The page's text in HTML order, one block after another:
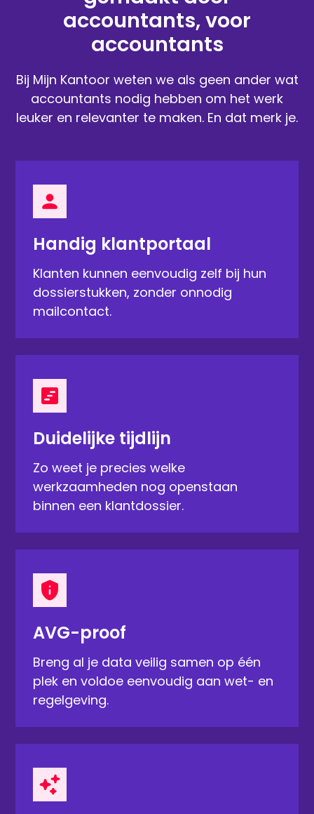
accountants, voor
accountants
Bij Mijn Kantoor weten we als geen ander wat
accountants nodig hebben om het werk
leuker en relevanter te maken. En dat merk je.
Handig klantportaal
Klanten kunnen eenvoudig zelf bij hun
dossierstukken, zonder onnodig
mailcontact.
Duidelijke tijdlijn
Zo weet je precies welke
werkzaamheden nog openstaan
binnen een klantdossier.
AVG-proof
Breng al je data veilig samen op één
plek en voldoe eenvoudig aan wet- en
regelgeving.